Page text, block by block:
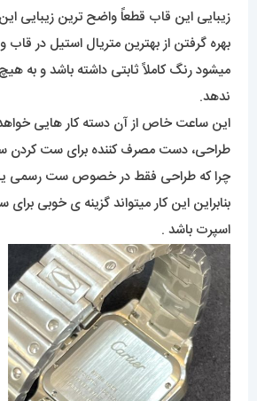
چرا که طراحی فقط در خصوص ست رسمی یا
بنابراین این کار میتواند گزینه ی خوبی
اسپرت باشد .
موتور
موتوری که در این کار استفاده شده موتوری با